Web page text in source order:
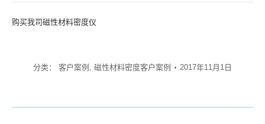
购买我司磁性材料密度仪
分类： 客户案例 , 磁性材料密度客户案例 2017年11月1日